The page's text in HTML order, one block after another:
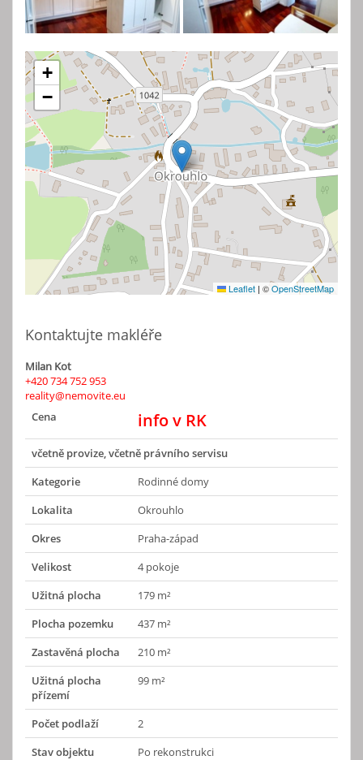
+
−
Leaflet | ©OpenStreetMap
Kontaktujte makléře
Milan Kot
+420 734 752 953
reality@nemovite.eu
Cena
info v RK
včetně provize, včetně právního servisu
Kategorie
Rodinné domy
Lokalita
Okrouhlo
Okres
Praha-západ
Velikost
4 pokoje
Užitná plocha
179 m²
Plocha pozemku
437 m²
Zastavěná plocha
210 m²
Užitná plocha
přízemí
99 m²
Počet podlaží
2
Stav objektu
Po rekonstrukci